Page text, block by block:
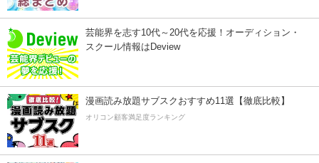
芸能界を志す10代～20代を応援！オーディション・
スクール情報はDeview
漫画読み放題サブスクおすすめ11選【徹底比較】
オリコン顧客満足度ランキング